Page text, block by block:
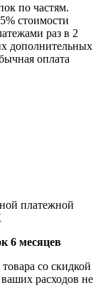
по частям.
стоимости
раз в 2
дополнительных
оплата
платежной
6 месяцев
со скидкой
расходов не